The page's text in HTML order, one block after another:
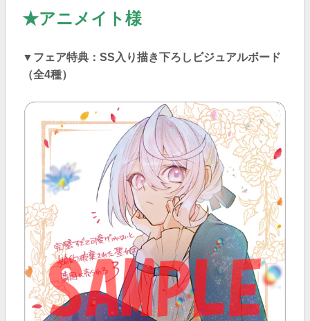
★アニメイト様
▼フェア特典：SS入り描き下ろしビジュアルボード
（全4種）